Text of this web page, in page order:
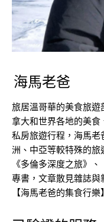
海馬老爸
旅居溫哥華的美食旅
拿大和世界各地的美
私房旅遊行程，海馬
洲、中亞等較特殊的旅
《多倫多深度之旅》
專書，文章散見雜誌
【海馬老爸的集食行